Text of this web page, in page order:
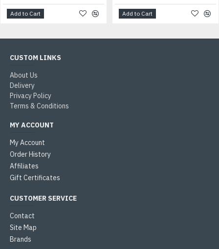
Add to Cart Add to Cart
CUSTOM LINKS
About Us
Delivery
Privacy Policy
Terms & Conditions
MY ACCOUNT
My Account
Order History
Affiliates
Gift Certificates
CUSTOMER SERVICE
Contact
Site Map
Brands